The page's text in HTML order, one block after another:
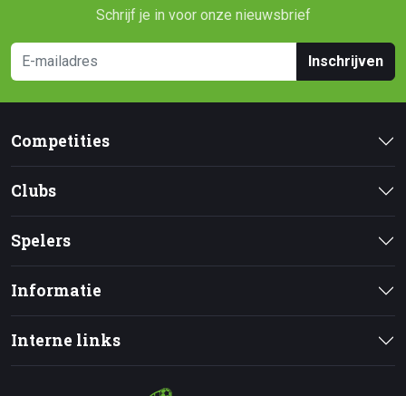
Schrijf je in voor onze nieuwsbrief
Inschrijven
Competities
Clubs
Spelers
Informatie
Interne links